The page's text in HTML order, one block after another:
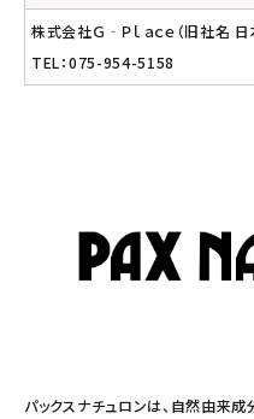
株式会社Ｇ‐Ｐｌａｃｅ（旧社名
TEL：075-954-5158
パックスナチュロンは、自然由来